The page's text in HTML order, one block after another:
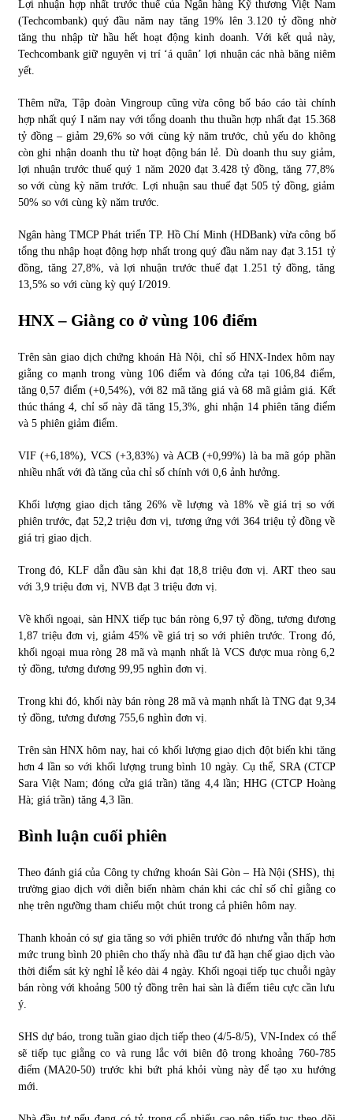
Lợi nhuận hợp nhất trước thuế của Ngân hàng Kỹ thương Việt Nam
(Techcombank) quý đầu năm nay tăng 19% lên 3.120 tỷ đồng nhờ
tăng thu nhập từ hầu hết hoạt động kinh doanh. Với kết quả này,
Techcombank giữ nguyên vị trí ‘á quân’ lợi nhuận các nhà băng niêm
yết.
Thêm nữa, Tập đoàn Vingroup cũng vừa công bố báo cáo tài chính
hợp nhất quý I năm nay với tổng doanh thu thuần hợp nhất đạt 15.368
tỷ đồng – giảm 29,6% so với cùng kỳ năm trước, chủ yếu do không
còn ghi nhận doanh thu từ hoạt động bán lẻ. Dù doanh thu suy giảm,
lợi nhuận trước thuế quý 1 năm 2020 đạt 3.428 tỷ đồng, tăng 77,8%
so với cùng kỳ năm trước. Lợi nhuận sau thuế đạt 505 tỷ đồng, giảm
50% so với cùng kỳ năm trước.
Ngân hàng TMCP Phát triển TP. Hồ Chí Minh (HDBank) vừa công bố
tổng thu nhập hoạt động hợp nhất trong quý đầu năm nay đạt 3.151 tỷ
đồng, tăng 27,8%, và lợi nhuận trước thuế đạt 1.251 tỷ đồng, tăng
13,5% so với cùng kỳ quý I/2019.
HNX – Giằng co ở vùng 106 điểm
Trên sàn giao dịch chứng khoán Hà Nội, chỉ số HNX-Index hôm nay
giằng co mạnh trong vùng 106 điểm và đóng cửa tại 106,84 điểm,
tăng 0,57 điểm (+0,54%), với 82 mã tăng giá và 68 mã giảm giá. Kết
thúc tháng 4, chỉ số này đã tăng 15,3%, ghi nhận 14 phiên tăng điểm
và 5 phiên giảm điểm.
VIF (+6,18%), VCS (+3,83%) và ACB (+0,99%) là ba mã góp phần
nhiều nhất với đà tăng của chỉ số chính với 0,6 ảnh hưởng.
Khối lượng giao dịch tăng 26% về lượng và 18% về giá trị so với
phiên trước, đạt 52,2 triệu đơn vị, tương ứng với 364 triệu tỷ đồng về
giá trị giao dịch.
Trong đó, KLF dẫn đầu sàn khi đạt 18,8 triệu đơn vị. ART theo sau
với 3,9 triệu đơn vị, NVB đạt 3 triệu đơn vị.
Về khối ngoại, sàn HNX tiếp tục bán ròng 6,97 tỷ đồng, tương đương
1,87 triệu đơn vị, giảm 45% về giá trị so với phiên trước. Trong đó,
khối ngoại mua ròng 28 mã và mạnh nhất là VCS được mua ròng 6,2
tỷ đồng, tương đương 99,95 nghìn đơn vị.
Trong khi đó, khối này bán ròng 28 mã và mạnh nhất là TNG đạt 9,34
tỷ đồng, tương đương 755,6 nghìn đơn vị.
Trên sàn HNX hôm nay, hai có khối lượng giao dịch đột biến khi tăng
hơn 4 lần so với khối lượng trung bình 10 ngày. Cụ thể, SRA (CTCP
Sara Việt Nam; đóng cửa giá trần) tăng 4,4 lần; HHG (CTCP Hoàng
Hà; giá trần) tăng 4,3 lần.
Bình luận cuối phiên
Theo đánh giá của Công ty chứng khoán Sài Gòn – Hà Nội (SHS), thị
trường giao dịch với diễn biến nhàm chán khi các chỉ số chỉ giằng co
nhẹ trên ngưỡng tham chiếu một chút trong cả phiên hôm nay.
Thanh khoản có sự gia tăng so với phiên trước đó nhưng vẫn thấp hơn
mức trung bình 20 phiên cho thấy nhà đầu tư đã hạn chế giao dịch vào
thời điểm sát kỳ nghỉ lễ kéo dài 4 ngày. Khối ngoại tiếp tục chuỗi ngày
bán ròng với khoảng 500 tỷ đồng trên hai sàn là điểm tiêu cực cần lưu
ý.
SHS dự báo, trong tuần giao dịch tiếp theo (4/5-8/5), VN-Index có thể
sẽ tiếp tục giằng co và rung lắc với biên độ trong khoảng 760-785
điểm (MA20-50) trước khi bứt phá khỏi vùng này để tạo xu hướng
mới.